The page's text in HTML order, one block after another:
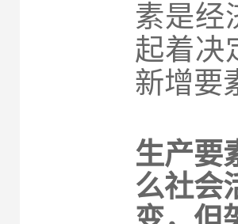
素是经
起着决
新增要
生产要
么社会